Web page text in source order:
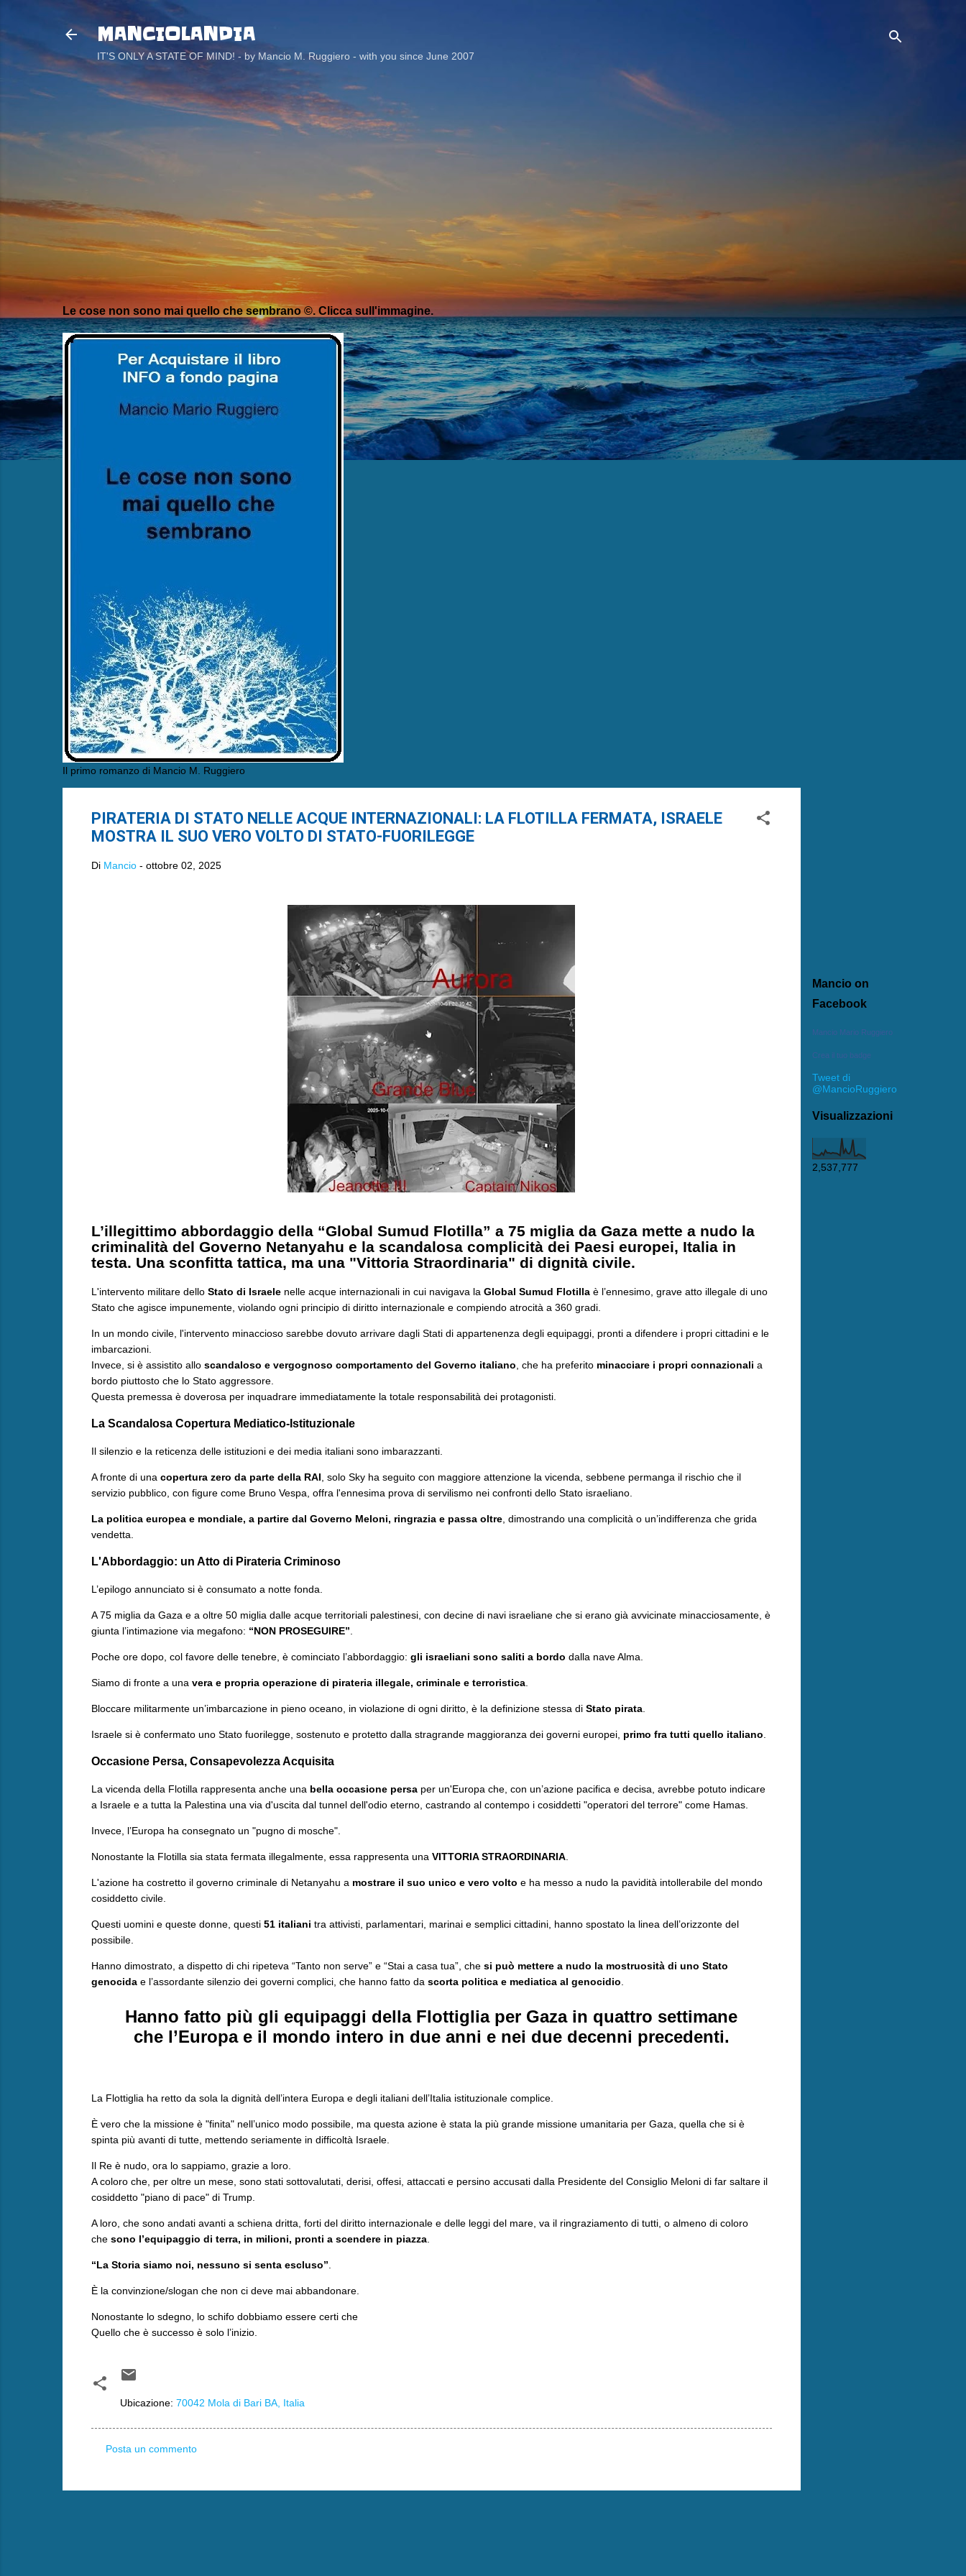
MANCIOLANDIA
IT'S ONLY A STATE OF MIND! - by Mancio M. Ruggiero - with you since June 2007
Mancio on
Facebook
Mancio Mario Ruggiero
Crea il tuo badge
Tweet di
@MancioRuggiero
Visualizzazioni
2,537,777
Le cose non sono mai quello che sembrano ©. Clicca sull'immagine.
Il primo romanzo di Mancio M. Ruggiero
PIRATERIA DI STATO NELLE ACQUE INTERNAZIONALI: LA FLOTILLA FERMATA, ISRAELE
MOSTRA IL SUO VERO VOLTO DI STATO-FUORILEGGE
Di Mancio - ottobre 02, 2025
L’illegittimo abbordaggio della “Global Sumud Flotilla” a 75 miglia da Gaza mette a nudo la
criminalità del Governo Netanyahu e la scandalosa complicità dei Paesi europei, Italia in
testa. Una sconfitta tattica, ma una "Vittoria Straordinaria" di dignità civile.
​L'intervento militare dello Stato di Israelenelle acque internazionali in cui navigava la Global Sumud Flotillaè l’ennesimo, grave atto illegale di uno
Stato che agisce impunemente, violando ogni principio di diritto internazionale e compiendo atrocità a 360 gradi.
​In un mondo civile, l'intervento minaccioso sarebbe dovuto arrivare dagli Stati di appartenenza degli equipaggi, pronti a difendere i propri cittadini e le
imbarcazioni.
Invece, si è assistito allo scandaloso e vergognoso comportamento del Governo italiano , che ha preferito minacciare i propri connazionali a
bordo piuttosto che lo Stato aggressore.
Questa premessa è doverosa per inquadrare immediatamente la totale responsabilità dei protagonisti.
La Scandalosa Copertura Mediatico-Istituzionale
​Il silenzio e la reticenza delle istituzioni e dei media italiani sono imbarazzanti.
A fronte di una copertura zero da parte della RAI , solo Sky ha seguito con maggiore attenzione la vicenda, sebbene permanga il rischio che il
servizio pubblico, con figure come Bruno Vespa, offra l'ennesima prova di servilismo nei confronti dello Stato israeliano.
La politica europea e mondiale, a partire dal Governo Meloni, ringrazia e passa oltre, dimostrando una complicità o un’indifferenza che grida
vendetta.
L'Abbordaggio: un Atto di Pirateria Criminoso
​L’epilogo annunciato si è consumato a notte fonda.
A 75 miglia da Gaza e a oltre 50 miglia dalle acque territoriali palestinesi, con decine di navi israeliane che si erano già avvicinate minacciosamente, è
giunta l’intimazione via megafono: “NON PROSEGUIRE”
​Poche ore dopo, col favore delle tenebre, è cominciato l’abbordaggio: gli israeliani sono saliti a bordo dalla nave Alma.
Siamo di fronte a una vera e propria operazione di pirateria illegale, criminale e terroristica.
Bloccare militarmente un’imbarcazione in pieno oceano, in violazione di ogni diritto, è la definizione stessa di Stato pirata.
​Israele si è confermato uno Stato fuorilegge, sostenuto e protetto dalla stragrande maggioranza dei governi europei, primo fra tutti quello italiano
Occasione Persa, Consapevolezza Acquisita
​La vicenda della Flotilla rappresenta anche una bella occasione persaper un'Europa che, con un’azione pacifica e decisa, avrebbe potuto indicare
a Israele e a tutta la Palestina una via d'uscita dal tunnel dell'odio eterno, castrando al contempo i cosiddetti "operatori del terrore" come Hamas.
Invece, l’Europa ha consegnato un "pugno di mosche".
​Nonostante la Flotilla sia stata fermata illegalmente, essa rappresenta una VITTORIA STRAORDINARIA.
L'azione ha costretto il governo criminale di Netanyahu a mostrare il suo unico e vero volto e ha messo a nudo la pavidità intollerabile del mondo
cosiddetto civile.
​Questi uomini e queste donne, questi 51 italiani tra attivisti, parlamentari, marinai e semplici cittadini, hanno spostato la linea dell’orizzonte del
possibile.
Hanno dimostrato, a dispetto di chi ripeteva “Tanto non serve” e “Stai a casa tua”, che si può mettere a nudo la mostruosità di uno Stato
genocidae l’assordante silenzio dei governi complici, che hanno fatto da scorta politica e mediatica al genocidio
Hanno fatto più gli equipaggi della Flottiglia per Gaza in quattro settimane
che l’Europa e il mondo intero in due anni e nei due decenni precedenti.
​La Flottiglia ha retto da sola la dignità dell’intera Europa e degli italiani dell’Italia istituzionale complice.
È vero che la missione è "finita" nell’unico modo possibile, ma questa azione è stata la più grande missione umanitaria per Gaza, quella che si è
spinta più avanti di tutte, mettendo seriamente in difficoltà Israele.
​Il Re è nudo, ora lo sappiamo, grazie a loro.
A coloro che, per oltre un mese, sono stati sottovalutati, derisi, offesi, attaccati e persino accusati dalla Presidente del Consiglio Meloni di far saltare il
cosiddetto "piano di pace" di Trump.
​A loro, che sono andati avanti a schiena dritta, forti del diritto internazionale e delle leggi del mare, va il ringraziamento di tutti, o almeno di coloro
che sono l’equipaggio di terra, in milioni, pronti a scendere in piazza.
“La Storia siamo noi, nessuno si senta escluso”
È la convinzione/slogan che non ci deve mai abbandonare.
Nonostante lo sdegno, lo schifo dobbiamo essere certi che
Quello che è successo è solo l’inizio.
Ubicazione: 70042 Mola di Bari BA, Italia
Posta un commento